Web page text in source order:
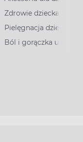
Zdrowie dziecka
Pielęgnacja dziecka
Ból i gorączka u dzieci